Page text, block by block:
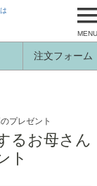
注文フォーム
MENU
プレゼント
るお母さん
ト